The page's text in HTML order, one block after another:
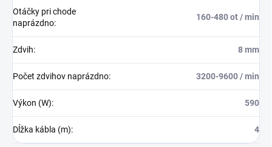
Otáčky pri chode
naprázdno:
160-480 ot / min
Zdvih: 8 mm
Počet zdvihov naprázdno: 3200-9600 / min
Výkon (W): 590
Dĺžka kábla (m): 4